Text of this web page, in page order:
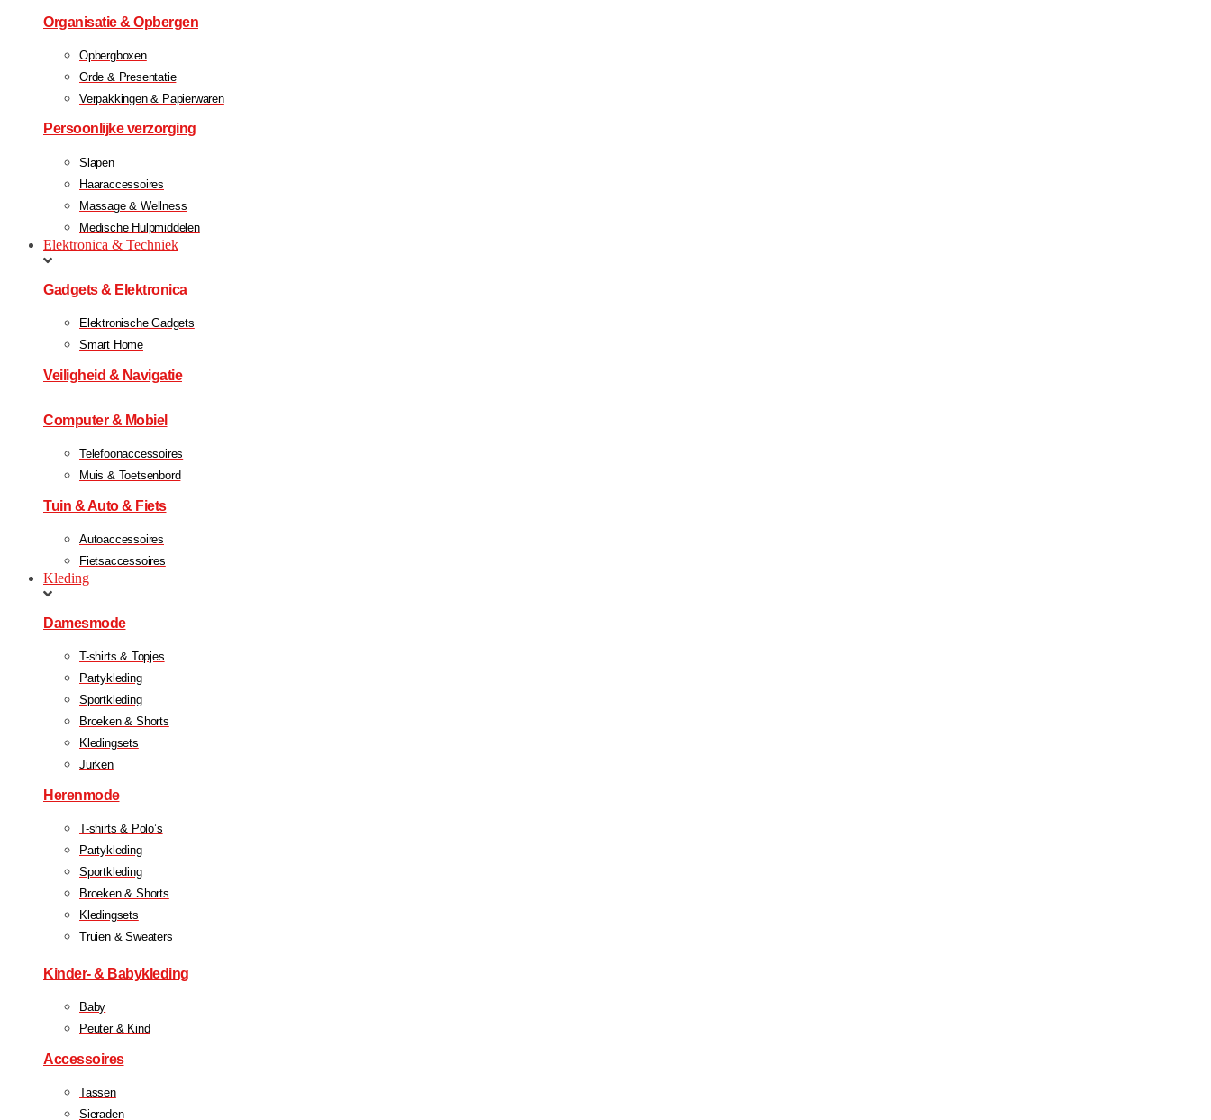
Organisatie & Opbergen
Opbergboxen
Orde & Presentatie
Verpakkingen & Papierwaren
Persoonlijke verzorging
Slapen
Haaraccessoires
Massage & Wellness
Medische Hulpmiddelen
Elektronica & Techniek
Gadgets & Elektronica
Elektronische Gadgets
Smart Home
Veiligheid & Navigatie
Computer & Mobiel
Telefoonaccessoires
Muis & Toetsenbord
Tuin & Auto & Fiets
Autoaccessoires
Fietsaccessoires
Kleding
Damesmode
T-shirts & Topjes
Partykleding
Sportkleding
Broeken & Shorts
Kledingsets
Jurken
Herenmode
T-shirts & Polo’s
Partykleding
Sportkleding
Broeken & Shorts
Kledingsets
Truien & Sweaters
Kinder- & Babykleding
Baby
Peuter & Kind
Accessoires
Tassen
Sieraden